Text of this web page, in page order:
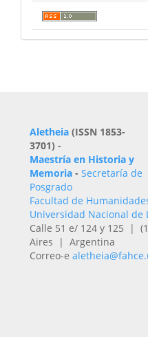
Aletheia (ISSN 1853-
3701) -
Maestría en Historia y
Memoria - Secretaría de
Posgrado
Facultad de
Universidad Nacional de
Calle 51 e/ 124 y 125 |
Aires | Argentina
Correo-e